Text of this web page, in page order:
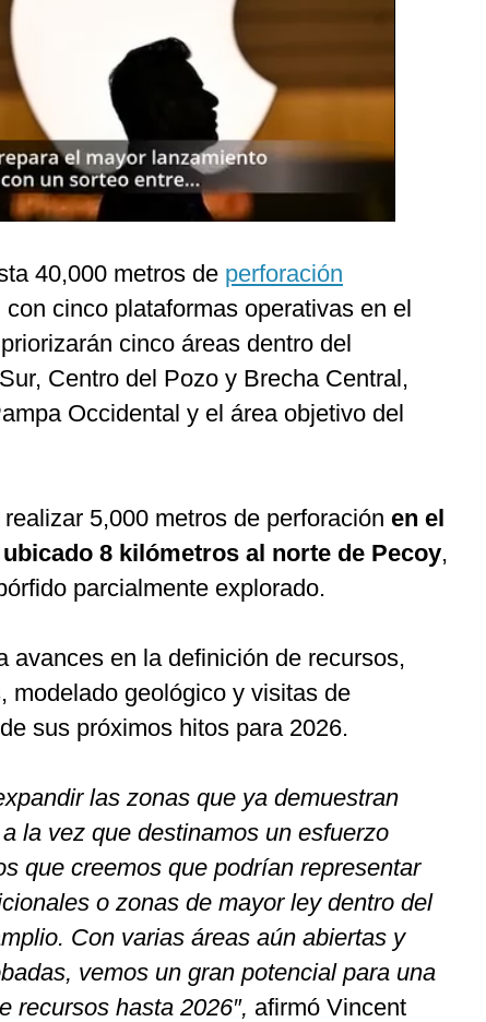
40,000 metros de perforación
con cinco plataformas operativas en el
cinco áreas dentro del
Centro del Pozo y Brecha Central,
Occidental y el área objetivo del
5,000 metros de perforación en el
8 kilómetros al norte de Pecoy,
parcialmente explorado.
avances en la definición de recursos,
modelado geológico y visitas de
sus próximos hitos para 2026.
las zonas que ya demuestran
la vez que destinamos un esfuerzo
que creemos que podrían representar
o zonas de mayor ley dentro del
Con varias áreas aún abiertas y
vemos un gran potencial para una
recursos hasta 2026″, afirmó Vincent